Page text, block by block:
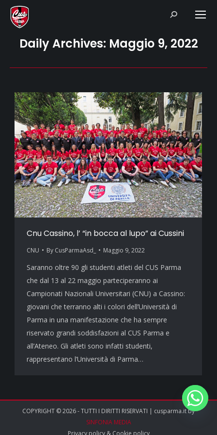
Search:
Daily Archives: Maggio 9, 2022
Cnu Cassino, l’ “in bocca al lupo” ai Cussini
CNU By CusParmaAsd_ Maggio 9, 2022
Saranno oltre 90 gli studenti atleti del CUS Parma
che dal 13 al 22 maggio parteciperanno ai
Campionati Nazionali Universitari (CNU) a Cassino:
giovani che terranno alti i colori dell’Università di
Parma in una manifestazione che ha sempre
riservato grandi soddisfazioni al CUS Parma e
all’Ateneo. Gli atleti sono infatti studenti,
rappresentano l’Università di Parma…
COPYRIGHT © 2026 - TUTTI I DIRITTI RISERVATI | cusparma.it by
SINFONIA MEDIA
Privacy policy& Cookie policy